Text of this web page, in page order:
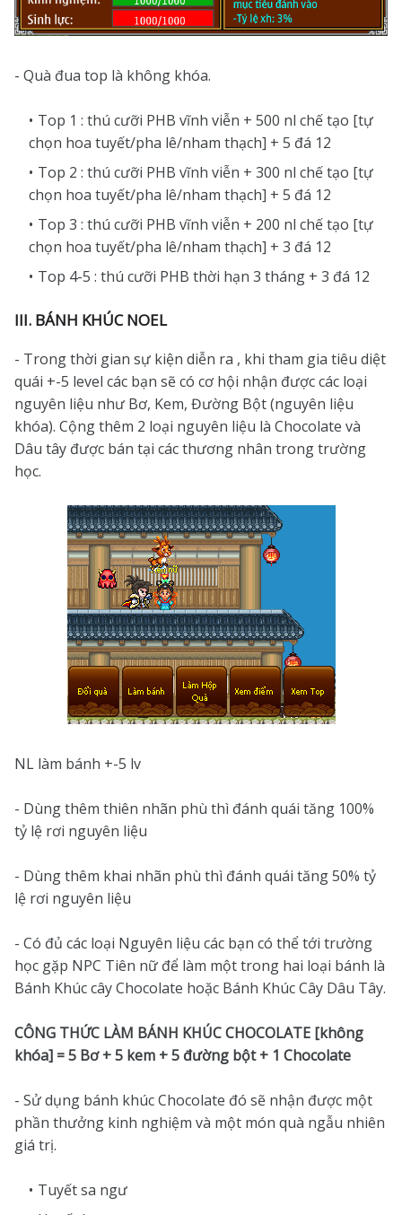
- Quà đua top là không khóa.
Top 1 : thú cưỡi PHB vĩnh viễn + 500 nl chế tạo [tự
chọn hoa tuyết/pha lê/nham thạch] + 5 đá 12
Top 2 : thú cưỡi PHB vĩnh viễn + 300 nl chế tạo [tự
chọn hoa tuyết/pha lê/nham thạch] + 5 đá 12
Top 3 : thú cưỡi PHB vĩnh viễn + 200 nl chế tạo [tự
chọn hoa tuyết/pha lê/nham thạch] + 3 đá 12
Top 4-5 : thú cưỡi PHB thời hạn 3 tháng + 3 đá 12
III. BÁNH KHÚC NOEL
- Trong thời gian sự kiện diễn ra , khi tham gia tiêu diệt
quái +-5 level các bạn sẽ có cơ hội nhận được các loại
nguyên liệu như Bơ, Kem, Đường Bột (nguyên liệu
khóa). Cộng thêm 2 loại nguyên liệu là Chocolate và
Dâu tây được bán tại các thương nhân trong trường
học.
NL làm bánh +-5 lv
- Dùng thêm thiên nhãn phù thì đánh quái tăng 100%
tỷ lệ rơi nguyên liệu
- Dùng thêm khai nhãn phù thì đánh quái tăng 50% tỷ
lệ rơi nguyên liệu
- Có đủ các loại Nguyên liệu các bạn có thể tới trường
học gặp NPC Tiên nữ để làm một trong hai loại bánh là
Bánh Khúc cây Chocolate hoặc Bánh Khúc Cây Dâu Tây.
CÔNG THỨC LÀM BÁNH KHÚC CHOCOLATE [không
khóa] = 5 Bơ + 5 kem + 5 đường bột + 1 Chocolate
- Sử dụng bánh khúc Chocolate đó sẽ nhận được một
phần thưởng kinh nghiệm và một món quà ngẫu nhiên
giá trị.
Tuyết sa ngư